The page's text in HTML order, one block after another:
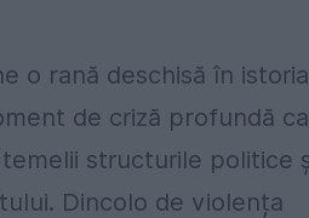
o rană deschisă în istoria
de criză profundă
structurile politice
Dincolo de violența